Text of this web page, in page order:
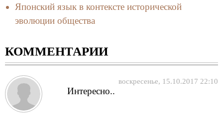
Японский язык в контексте исторической
эволюции общества
КОММЕНТАРИИ
воскресенье, 15.10.2017 22:10
Интересно..